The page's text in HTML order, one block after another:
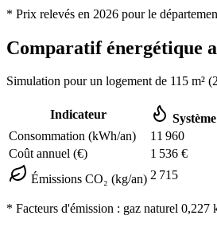
* Prix relevés en 2026 pour le
Comparatif énergétique
Simulation pour un logement de 115 m² (
Indicateur
Consommation (kWh/an)
11 960
Coût annuel (€)
1 536 €
Émissions CO₂ (kg/an) 2 715
* Facteurs d'émission : gaz naturel 0,227